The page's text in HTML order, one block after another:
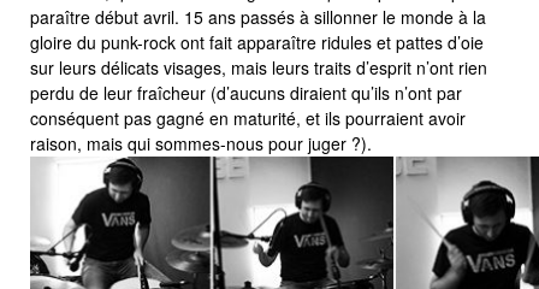
paraître début avril. 15 ans passés à sillonner le monde à la
gloire du punk-rock ont fait apparaître ridules et pattes d’oie
sur leurs délicats visages, mais leurs traits d’esprit n’ont rien
perdu de leur fraîcheur (d’aucuns diraient qu’ils n’ont par
conséquent pas gagné en maturité, et ils pourraient avoir
raison, mais qui sommes-nous pour juger ?).